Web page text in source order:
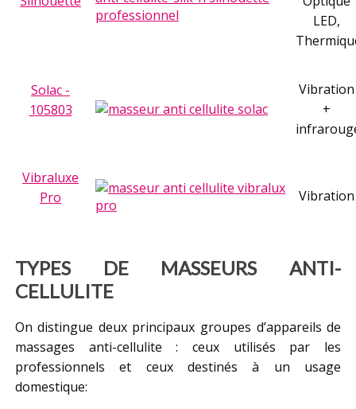
LED,
Solac -
105803
Vibration
+
Vibraluxe
Pro
Vibration
TYPES DE MASSEURS ANTI-
CELLULITE
On distingue deux principaux groupes d’appareils de
massages anti-cellulite : ceux utilisés par les
professionnels et ceux destinés à un usage
domestique: